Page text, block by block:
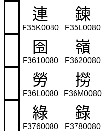
連
F35K0080
鍊
F35L0080
囹
F3610080
嶺
F3620080
勞
F36L0080
撈
F36M0080
綠
F3760080
錄
F3780080